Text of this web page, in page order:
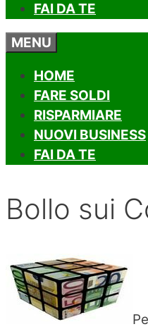
FAI DA TE
MENU
HOME
FARE SOLDI
RISPARMIARE
NUOVI BUSINESS
FAI DA TE
Bollo sui